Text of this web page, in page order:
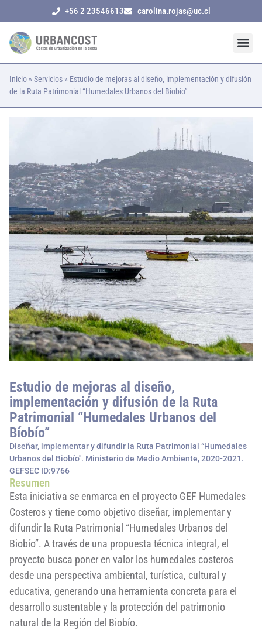
+56 2 23546613 carolina.rojas@uc.cl
Inicio » Servicios » Estudio de mejoras al diseño, implementación y difusión
de la Ruta Patrimonial “Humedales Urbanos del Bíobío”
Estudio de mejoras al diseño,
implementación y difusión de la Ruta
Patrimonial “Humedales Urbanos del
Bíobío”
Diseñar, implementar y difundir la Ruta Patrimonial “Humedales
Urbanos del Biobío". Ministerio de Medio Ambiente, 2020-2021.
GEFSEC ID:9766
Resumen
Esta iniciativa se enmarca en el proyecto GEF Humedales
Costeros y tiene como objetivo diseñar, implementar y
difundir la Ruta Patrimonial “Humedales Urbanos del
Biobío”. A través de una propuesta técnica integral, el
proyecto busca poner en valor los humedales costeros
desde una perspectiva ambiental, turística, cultural y
educativa, generando una herramienta concreta para el
desarrollo sustentable y la protección del patrimonio
natural de la Región del Biobío.